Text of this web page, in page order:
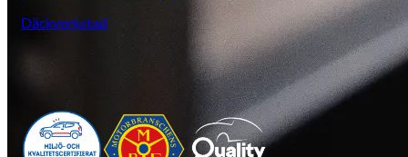
Däckverkstad